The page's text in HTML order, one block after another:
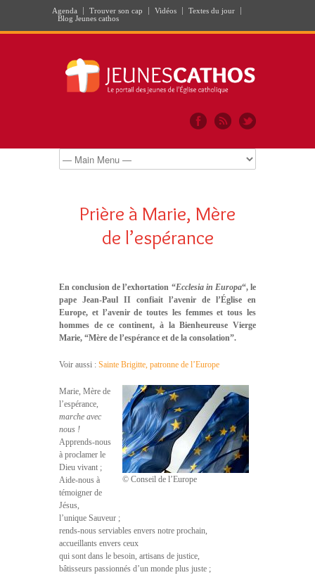
Agenda Trouver son cap Vidéos
Textes du jour
Blog Jeunes cathos
Prière à Marie, Mère
de l’espérance
En conclusion de l’exhortation “Ecclesia in Europa“, le
pape Jean-Paul II confiait l’avenir de l’Église en
Europe, et l’avenir de toutes les femmes et tous les
hommes de ce continent, à la Bienheureuse Vierge
Marie, “Mère de l’espérance et de la consolation”.
Voir aussi : Sainte Brigitte, patronne de l’Europe
© Conseil de l’Europe
Marie, Mère de
l’espérance,
marche avec
nous !
Apprends-nous
à proclamer le
Dieu vivant ;
Aide-nous à
témoigner de
Jésus,
l’unique Sauveur ;
rends-nous serviables envers notre prochain,
accueillants envers ceux
qui sont dans le besoin, artisans de justice,
bâtisseurs passionnés d’un monde plus juste ;